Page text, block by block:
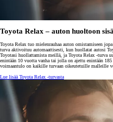
Toyota Relax – auton huoltoon
Toyota Relax tuo mielenrauhaa auton omistamiseen
turva aktivoituu automaattisesti, kun huollatat autosi
Toyotasi huollattamista meillä, ja Toyota Relax -turva
enintään 10 vuotta vanha tai jolla on ajettu enintään
voimaantulo on kaikille turvaan oikeutetuille malleille
Lue lisää Toyota Relax -turvasta